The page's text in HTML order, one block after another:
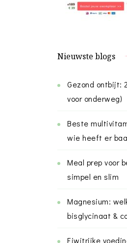
Nieuwste blogs
Gezond ontbijt:
voor onderweg)
Beste
wie heeft er
Meal prep voor
simpel en slim
Magnesium:
bisglycinaat &
Eiwitrijke